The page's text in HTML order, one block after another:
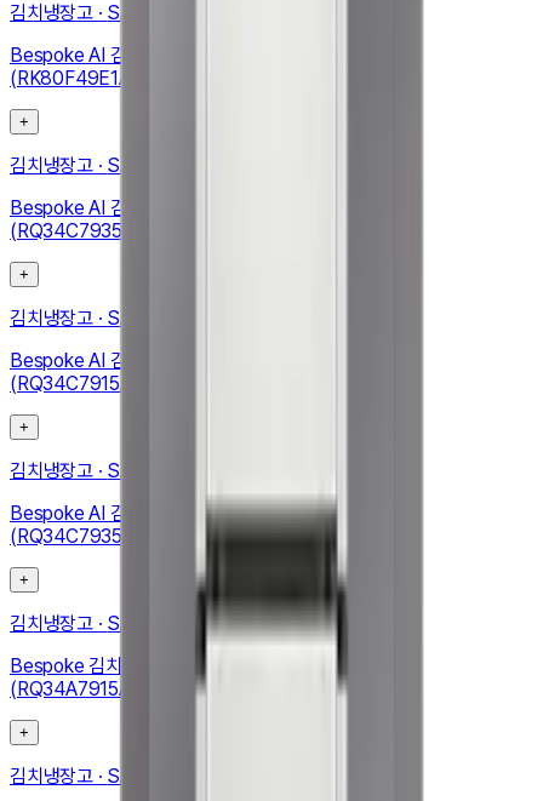
김치냉장고 · SAMSUNG
Bespoke AI 김치플러스 4도어 490L (메탈쿨링 선반)
(RK80F49E1A)
+
김치냉장고 · SAMSUNG
Bespoke AI 김치플러스 1도어 키친핏 347L (좌열림)
(RQ34C7935APET)
+
김치냉장고 · SAMSUNG
Bespoke AI 김치플러스 1도어 키친핏 348L (좌열림)
(RQ34C7915AP01)
+
김치냉장고 · SAMSUNG
Bespoke AI 김치플러스 1도어 키친핏 347L (좌열림)
(RQ34C7935APEW)
+
김치냉장고 · SAMSUNG
Bespoke 김치냉장고 1도어 348L (우힌지, 우개폐)
(RQ34A7915AP)
+
김치냉장고 · SAMSUNG